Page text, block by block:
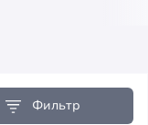
Фильтр